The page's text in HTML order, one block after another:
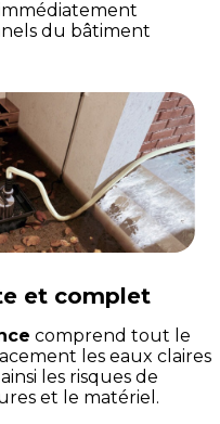
du bâtiment
et complet
comprend tout le
les eaux claires
les risques de
et le matériel.